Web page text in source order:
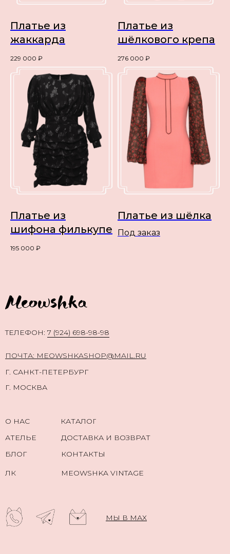
Платье из
жаккарда
229 000 ₽
Платье из
шёлкового крепа
276 000 ₽
Платье из
шифона филькупе
195 000 ₽
Платье из шёлка
Под заказ
МЫ В МАХ
TЕЛЕФОН: 7 (924) 698-98-98
ПОЧТА: MEOWSHKASHOP@MAIL.RU
Г. САНКТ-ПЕТЕРБУРГ
Г. МОСКВА
О НАС
КАТАЛОГ
АТЕЛЬЕ
БЛОГ
MEOWSHKA VINTAGE
ЛК
КОНТАКТЫ
ДОСТАВКА И ВОЗВРАТ